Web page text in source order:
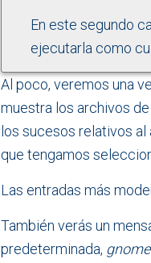
En este segundo
ejecutarla como
Al poco, veremos una
muestra los archivos
los sucesos relativos al
que tengamos
Las entradas más
También verás un
predeterminada,